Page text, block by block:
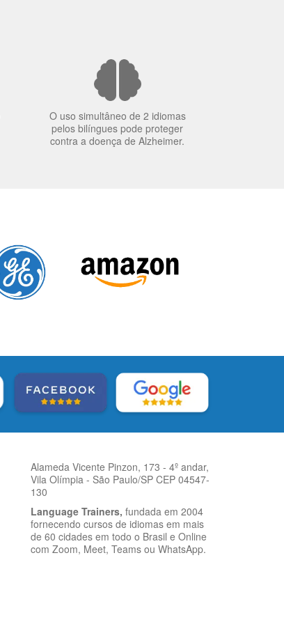
O uso simultâneo de 2 idiomas
pelos bilíngues pode proteger
contra a doença de Alzheimer.
Alameda Vicente Pinzon, 173 - 4º andar,
Vila Olímpia - São Paulo/SP CEP 04547-
130
Language Trainers, fundada em 2004
fornecendo cursos de idiomas em mais
de 60 cidades em todo o Brasil e Online
com Zoom, Meet, Teams ou WhatsApp.